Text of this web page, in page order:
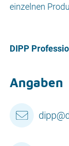
einzelnen
DIPP
Angaben